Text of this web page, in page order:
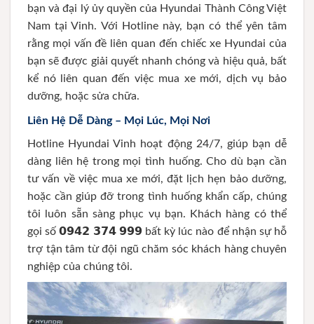
bạn và đại lý ủy quyền của Hyundai Thành Công Việt
Nam tại Vinh. Với Hotline này, bạn có thể yên tâm
rằng mọi vấn đề liên quan đến chiếc xe Hyundai của
bạn sẽ được giải quyết nhanh chóng và hiệu quả, bất
kể nó liên quan đến việc mua xe mới, dịch vụ bảo
dưỡng, hoặc sửa chữa.
Liên Hệ Dễ Dàng – Mọi Lúc, Mọi Nơi
Hotline Hyundai Vinh hoạt động 24/7, giúp bạn dễ
dàng liên hệ trong mọi tình huống. Cho dù bạn cần
tư vấn về việc mua xe mới, đặt lịch hẹn bảo dưỡng,
hoặc cần giúp đỡ trong tình huống khẩn cấp, chúng
tôi luôn sẵn sàng phục vụ bạn. Khách hàng có thể
gọi số 𝟬𝟵𝟰𝟮 𝟯𝟳𝟰 𝟵𝟵𝟵 bất kỳ lúc nào để nhận sự hỗ
trợ tận tâm từ đội ngũ chăm sóc khách hàng chuyên
nghiệp của chúng tôi.